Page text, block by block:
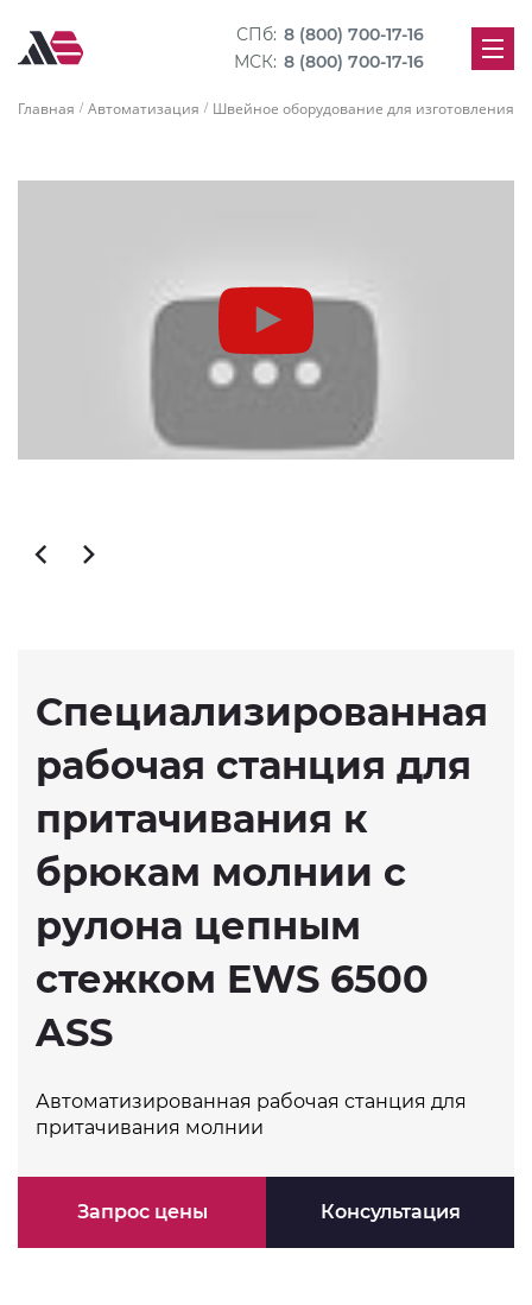
СПб: 8 (800) 700-17-16
МСК: 8 (800) 700-17-16
Главная Автоматизация Швейное оборудование для изготовления
Специализированная
рабочая станция для
притачивания к
брюкам молнии с
рулона цепным
стежком EWS 6500
ASS
Автоматизированная рабочая станция для
притачивания молнии
Запрос цены Консультация